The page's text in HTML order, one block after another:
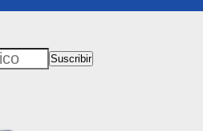
Suscribir